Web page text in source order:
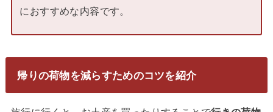
におすすめな内容です。
帰りの荷物を減らすためのコツを紹介